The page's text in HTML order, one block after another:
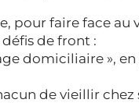
pour faire face
de front :
domiciliaire »,
de vieillir